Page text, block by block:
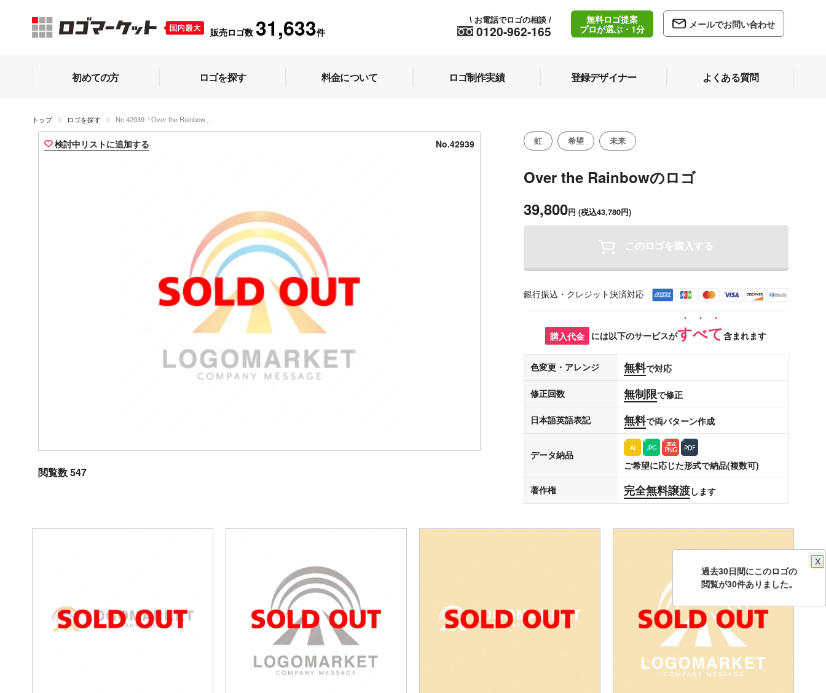
販売ロゴ数 31,633件 0120-962-165
\ お電話でロゴの相談 /
無料ロゴ提案
プロが選ぶ・1分
メールでお問い合わせ
初めての方 ロゴを探す 料金について ロゴ制作実績 登録デザイナー よくある質問
トップ ロゴを探す No.42939「Over the Rainbow」
検討中リストに追加する No.42939
閲覧数 547
虹 希望 未来
Over the Rainbowのロゴ
39,800円 (税込43,780円)
このロゴを購入する
銀行振込・クレジット決済対応
購入代金 には以下のサービスがすべて含まれます
色変更・アレンジ 無料で対応
修正回数 無制限で修正
日本語英語表記 無料で両パターン作成
データ納品
ご希望に応じた形式で納品(複数可)
著作権
完全無料譲渡します
過去30日間にこのロゴの
X
閲覧が30件ありました。